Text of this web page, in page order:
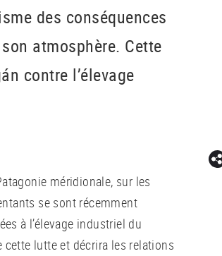
des conséquences
atmosphère. Cette
contre l’élevage
méridionale, sur les
se sont récemment
à l’élevage industriel du
cette lutte et décrira les relations